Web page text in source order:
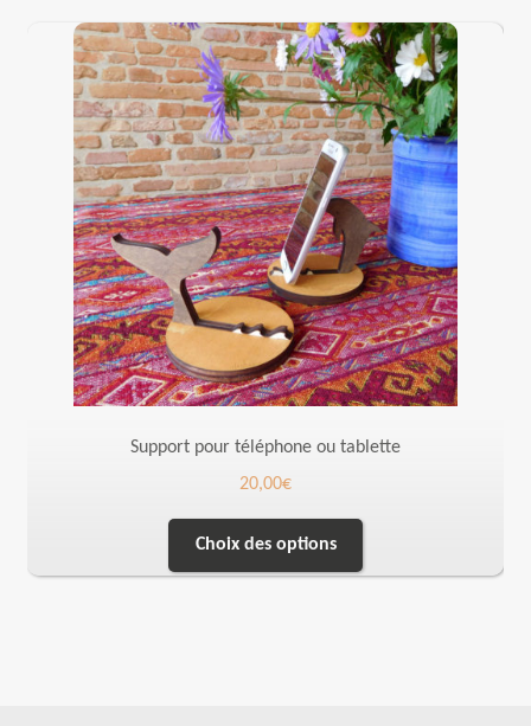
Support pour téléphone ou tablette
20,00€
Choix des options